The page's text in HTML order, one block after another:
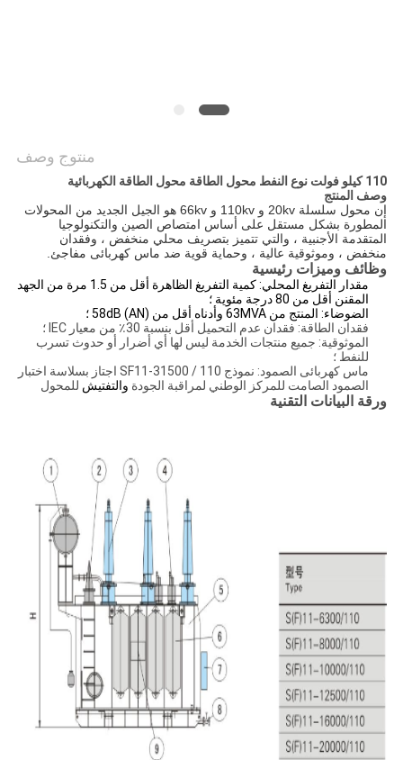
منتوج وصف
110 كيلو فولت نوع النفط محول الطاقة محول الطاقة الكهربائية
وصف المنتج
إن محول سلسلة 20kv و 110kv و 66kv هو الجيل الجديد من المحولات
المطورة بشكل مستقل على أساس امتصاص الصين والتكنولوجيا
المتقدمة الأجنبية ، والتي تتميز بتصريف محلي منخفض ، وفقدان
منخفض ، وموثوقية عالية ، وحماية قوية ضد ماس كهربائى مفاجئ.
وظائف وميزات رئيسية
مقدار التفريغ المحلي: كمية التفريغ الظاهرة أقل من 1.5 مرة من الجهد
المقنن أقل من 80 درجة مئوية ؛
الضوضاء: المنتج من 63MVA وأدناه أقل من 58dB (AN) ؛
فقدان الطاقة: فقدان عدم التحميل أقل بنسبة 30٪ من معيار IEC ؛
الموثوقية: جميع منتجات الخدمة ليس لها أي أضرار أو حدوث تسرب
للنفط ؛
ماس كهربائى الصمود: نموذج SF11-31500 / 110 اجتاز بسلاسة اختبار
الصمود الصامت للمركز الوطني لمراقبة الجودة والتفتيش للمحول
ورقة البيانات التقنية